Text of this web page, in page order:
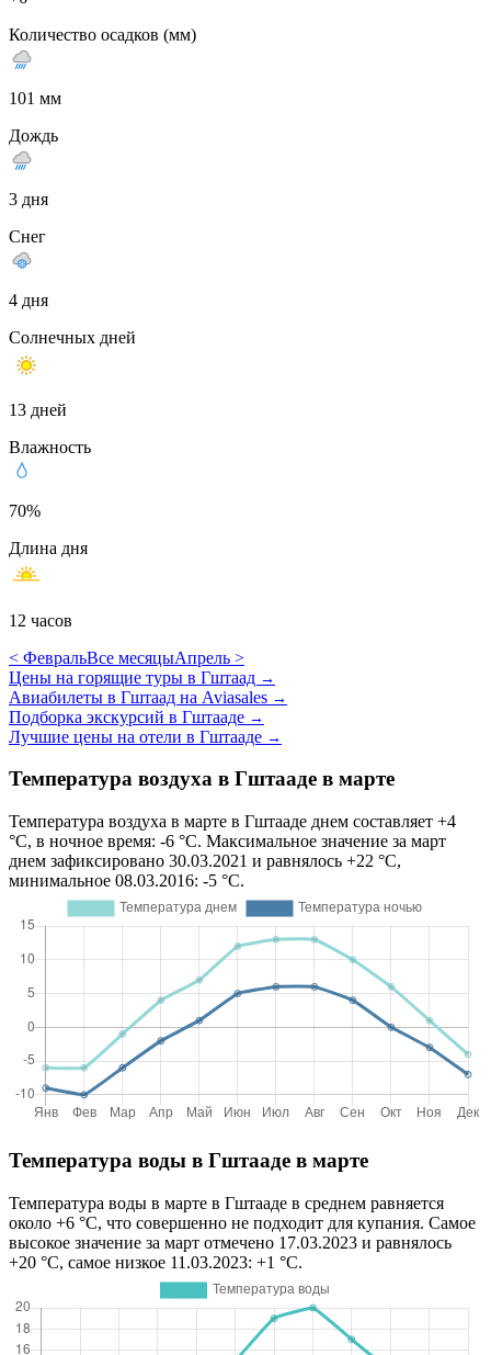
Количество осадков (мм)
101 мм
Дождь
3 дня
Снег
4 дня
Солнечных дней
13 дней
Влажность
70%
Длина дня
12 часов
< ФевральВсе месяцыАпрель >
Цены на горящие туры в Гштаад →
Авиабилеты в Гштаад на Aviasales →
Подборка экскурсий в Гштааде →
Лучшие цены на отели в Гштааде →
Температура воздуха в Гштааде в марте
Температура воздуха в марте в Гштааде днем составляет +4
°C, в ночное время: -6 °C. Максимальное значение за март
днем зафиксировано 30.03.2021 и равнялось +22 °C,
минимальное 08.03.2016: -5 °C.
Температура воды в Гштааде в марте
Температура воды в марте в Гштааде в среднем равняется
около +6 °C, что совершенно не подходит для купания. Самое
высокое значение за март отмечено 17.03.2023 и равнялось
+20 °C, самое низкое 11.03.2023: +1 °C.